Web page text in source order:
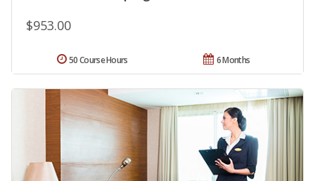
$953.00
6 Months
50 Course Hours